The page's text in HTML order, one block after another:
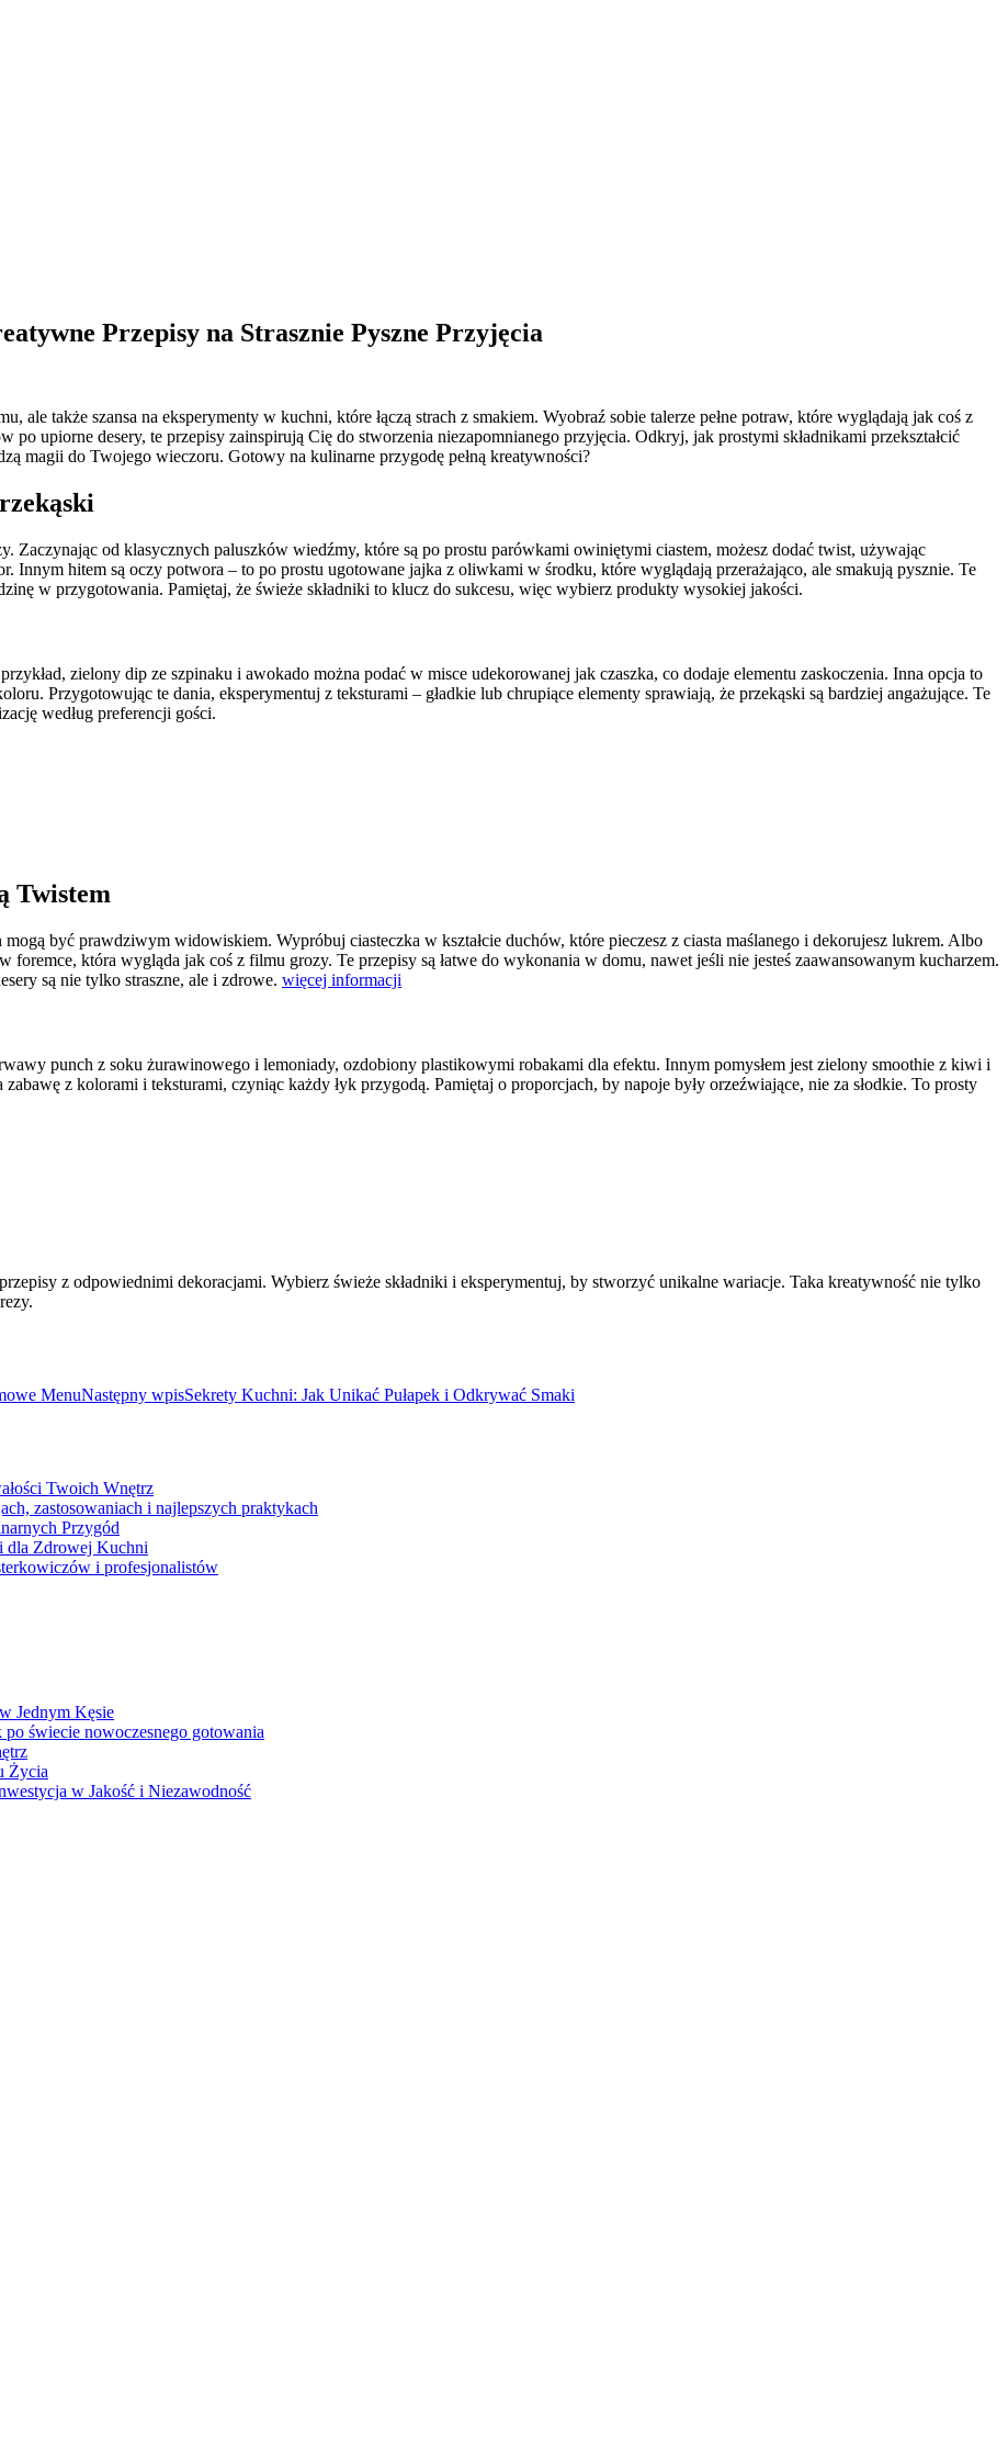
Przepisy na Strasznie Pyszne Przyjęcia
ale także szansa na eksperymenty w kuchni, które łączą strach z smakiem. Wyobraź sobie talerze pełne potraw, które wyglądają jak coś z
upiorne desery, te przepisy zainspirują Cię do stworzenia niezapomnianego przyjęcia. Odkryj, jak prostymi składnikami przekształcić
magii do Twojego wieczoru. Gotowy na kulinarne przygodę pełną kreatywności?
Zaczynając od klasycznych paluszków wiedźmy, które są po prostu parówkami owiniętymi ciastem, możesz dodać twist, używając
hitem są oczy potwora – to po prostu ugotowane jajka z oliwkami w środku, które wyglądają przerażająco, ale smakują pysznie. Te
w przygotowania. Pamiętaj, że świeże składniki to klucz do sukcesu, więc wybierz produkty wysokiej jakości.
zielony dip ze szpinaku i awokado można podać w misce udekorowanej jak czaszka, co dodaje elementu zaskoczenia. Inna opcja to
Przygotowując te dania, eksperymentuj z teksturami – gładkie lub chrupiące elementy sprawiają, że przekąski są bardziej angażujące. Te
według preferencji gości.
Twistem
być prawdziwym widowiskiem. Wypróbuj ciasteczka w kształcie duchów, które pieczesz z ciasta maślanego i dekorujesz lukrem. Albo
która wygląda jak coś z filmu grozy. Te przepisy są łatwe do wykonania w domu, nawet jeśli nie jesteś zaawansowanym kucharzem.
są nie tylko straszne, ale i zdrowe. więcej informacji
punch z soku żurawinowego i lemoniady, ozdobiony plastikowymi robakami dla efektu. Innym pomysłem jest zielony smoothie z kiwi i
z kolorami i teksturami, czyniąc każdy łyk przygodą. Pamiętaj o proporcjach, by napoje były orzeźwiające, nie za słodkie. To prosty
z odpowiednimi dekoracjami. Wybierz świeże składniki i eksperymentuj, by stworzyć unikalne wariacje. Taka kreatywność nie tylko
MenuNastępny wpisSekrety Kuchni: Jak Unikać Pułapek i Odkrywać Smaki
Twoich Wnętrz
zastosowaniach i najlepszych praktykach
Przygód
dla Zdrowej Kuchni
i profesjonalistów
Jednym Kęsie
świecie nowoczesnego gotowania
Życia
w Jakość i Niezawodność